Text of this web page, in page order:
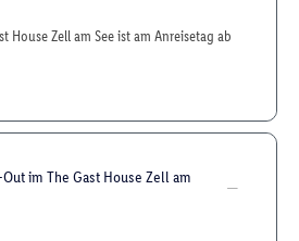
House Zell am See ist am Anreisetag ab
im The Gast House Zell am